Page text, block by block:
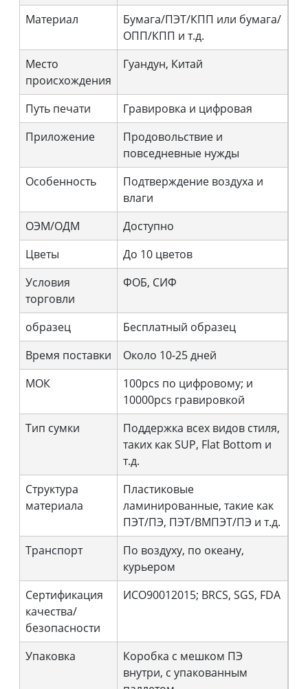
Материал
Бумага/ПЭТ/КПП или бумага/
ОПП/КПП и т.д.
Место
происхождения
Гуандун, Китай
Путь печати
Гравировка и цифровая
Приложение
Продовольствие и
повседневные нужды
Особенность
Подтверждение воздуха и
влаги
ОЭМ/ОДМ
Доступно
Цветы
До 10 цветов
Условия
торговли
ФОБ, СИФ
образец
Бесплатный образец
Время поставки
Около 10-25 дней
МОК
100pcs по цифровому; и
10000pcs гравировкой
Тип сумки
Поддержка всех видов стиля,
таких как SUP, Flat Bottom и
т.д.
Структура
материала
Пластиковые
ламинированные, такие как
ПЭТ/ПЭ, ПЭТ/ВМПЭТ/ПЭ и т.д.
Транспорт
По воздуху, по океану,
курьером
Сертификация
качества/
безопасности
ИСО90012015; BRCS, SGS, FDA
Упаковка
Коробка с мешком ПЭ
внутри, с упакованным